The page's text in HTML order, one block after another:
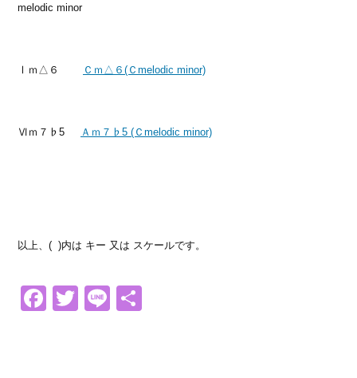
melodic minor
Ⅰｍ△６ Ｃｍ△６(Ｃmelodic minor)
Ⅵｍ７♭5 Ａｍ７♭5 (Ｃmelodic minor)
以上、( )内は キー 又は スケールです。
Facebook
Twitter
Line